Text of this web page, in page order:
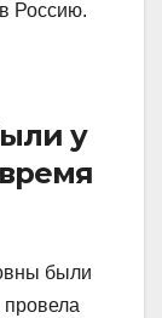
Россию.
у
были